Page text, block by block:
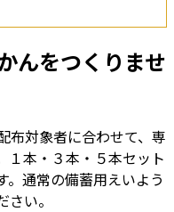
んをつくりませ
布対象者に合わせて、専
１本・３本・５本セット
。通常の備蓄用えいよう
い。